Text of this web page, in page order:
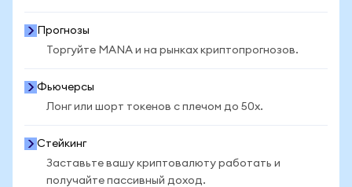
Прогнозы
Торгуйте MANA и на рынках криптопрогнозов.
Фьючерсы
Лонг или шорт токенов с плечом до 50x.
Стейкинг
Заставьте вашу криптовалюту работать и
получайте пассивный доход.